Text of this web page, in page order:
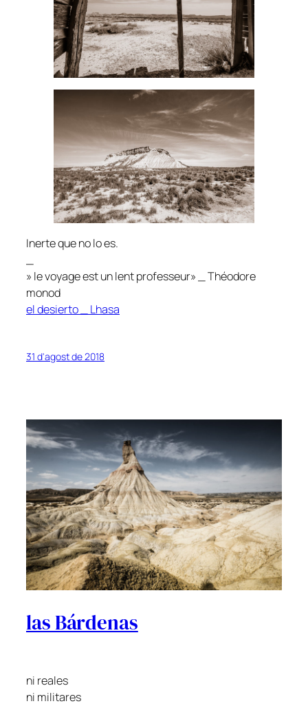
Inerte que no lo es.
» le voyage est un lent professeur» _ Théodore
monod
el desierto _ Lhasa
31 d'agost de 2018
las Bárdenas
ni reales
ni militares